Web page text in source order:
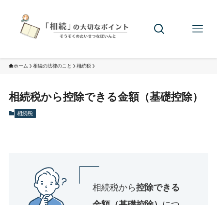
ホーム 相続の法律のこと 相続税
相続税から控除できる金額（基礎控除）
相続税
相続税から控除できる